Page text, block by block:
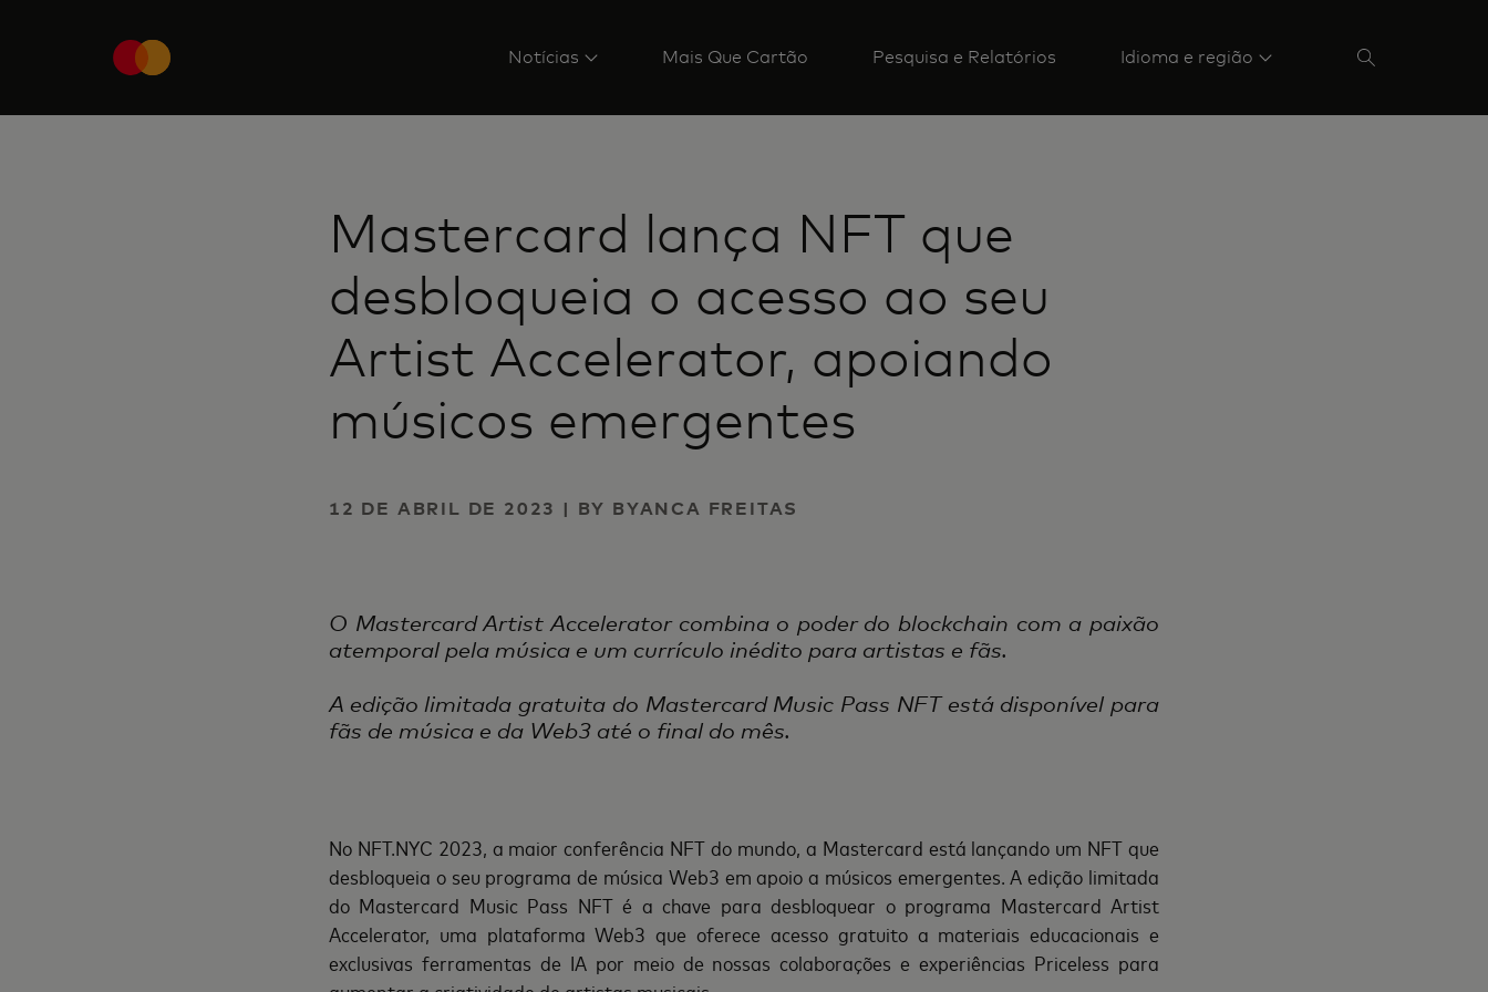
Notícias Mais Que Cartão Pesquisa e Relatórios Idioma e região
Mastercard lança NFT que
desbloqueia o acesso ao seu
Artist Accelerator, apoiando
músicos emergentes
12 DE ABRIL DE 2023 | BY BYANCA FREITAS
O Mastercard Artist Accelerator combina o poder do blockchain com a paixão
atemporal pela música e um currículo inédito para artistas e fãs.
A edição limitada gratuita do Mastercard Music Pass NFT está disponível para
fãs de música e da Web3 até o final do mês.
No NFT.NYC 2023, a maior conferência NFT do mundo, a Mastercard está lançando um NFT que
desbloqueia o seu programa de música Web3 em apoio a músicos emergentes. A edição limitada
do Mastercard Music Pass NFT é a chave para desbloquear o programa Mastercard Artist
Accelerator, uma plataforma Web3 que oferece acesso gratuito a materiais educacionais e
exclusivas ferramentas de IA por meio de nossas colaborações e experiências Priceless para